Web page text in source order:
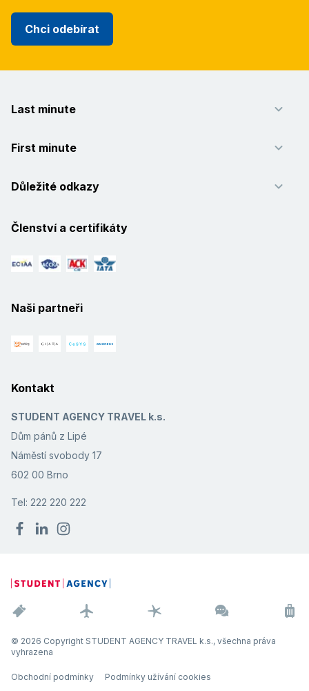
Chci odebírat
Last minute
First minute
Důležité odkazy
Členství a certifikáty
Naši partneři
Kontakt
STUDENT AGENCY TRAVEL k.s.
Dům pánů z Lipé
Náměstí svobody 17
602 00 Brno
Tel: 222 220 222
© 2026 Copyright STUDENT AGENCY TRAVEL k.s., všechna práva
vyhrazena
Obchodní podmínky Podmínky užívání cookies